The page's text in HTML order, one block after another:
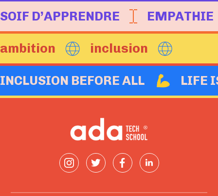
SOIF D’APPRENDRE EMPATHIE
ambition inclusion
INCLUSION BEFORE ALL LIFE